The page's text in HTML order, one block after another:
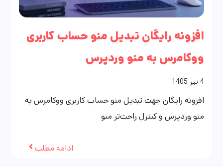
افزونه رایگان تبدیل منو حساب کاربری
ووکامرس به منو وردپرس
4 تیر 1405
افزونه رایگان جهت تبدیل منو حساب کاربری ووکامرس به
منو وردپرس و کنترل راحت‌تر منو
ادامه مطلب